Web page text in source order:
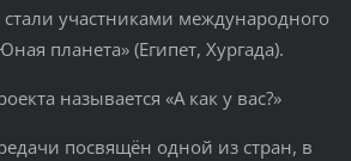
участниками международного
планета» (Египет, Хургада).
называется «А как у вас?»
посвящён одной из стран, в